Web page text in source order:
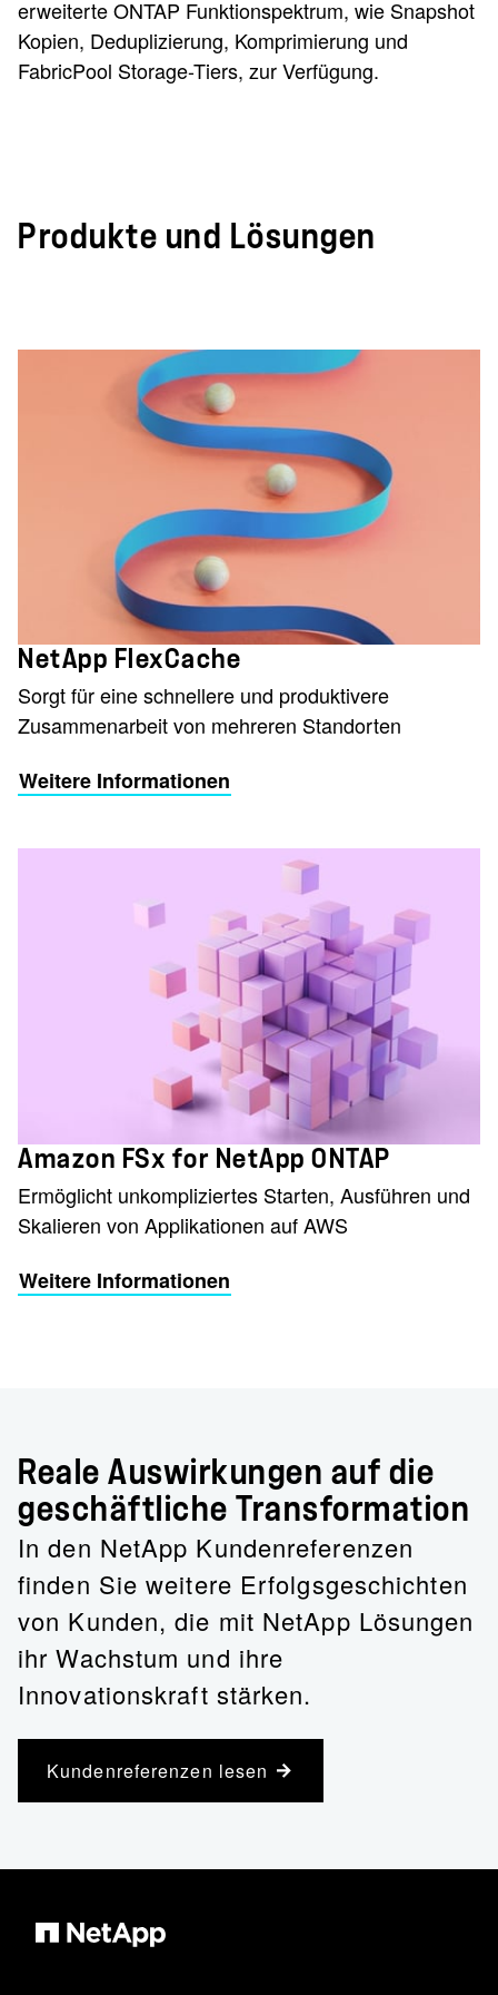
erweiterte ONTAP Funktionspektrum, wie Snapshot
Kopien, Deduplizierung, Komprimierung und
FabricPool Storage-Tiers, zur Verfügung.
Produkte und Lösungen
NetApp FlexCache
Sorgt für eine schnellere und produktivere
Zusammenarbeit von mehreren Standorten
Weitere Informationen
Amazon FSx for NetApp ONTAP
Ermöglicht unkompliziertes Starten, Ausführen und
Skalieren von Applikationen auf AWS
Weitere Informationen
Reale Auswirkungen auf die
geschäftliche Transformation
In den NetApp Kundenreferenzen
finden Sie weitere Erfolgsgeschichten
von Kunden, die mit NetApp Lösungen
ihr Wachstum und ihre
Innovationskraft stärken.
Kundenreferenzen lesen